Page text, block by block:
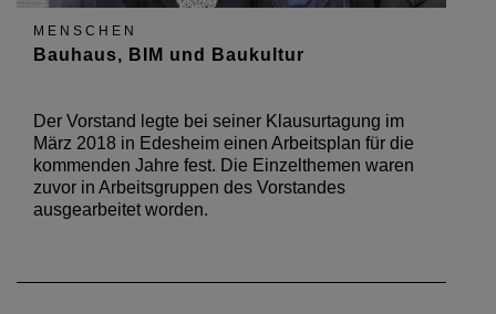
MENSCHEN
Bauhaus, BIM und Baukultur
Der Vorstand legte bei seiner Klausurtagung im
März 2018 in Edesheim einen Arbeitsplan für die
kommenden Jahre fest. Die Einzelthemen waren
zuvor in Arbeitsgruppen des Vorstandes
ausgearbeitet worden.